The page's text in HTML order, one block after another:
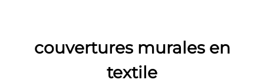
couvertures murales en
textile